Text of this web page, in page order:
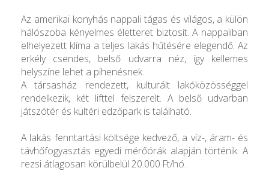
Az amerikai konyhás nappali tágas és világos, a külön
hálószoba kényelmes életteret biztosít. A nappaliban
elhelyezett klíma a teljes lakás hűtésére elegendő. Az
erkély csendes, belső udvarra néz, így kellemes
helyszíne lehet a pihenésnek.
A társasház rendezett, kulturált lakóközösséggel
rendelkezik, két lifttel felszerelt. A belső udvarban
játszótér és kültéri edzőpark is található.
A lakás fenntartási költsége kedvező, a víz-, áram- és
távhőfogyasztás egyedi mérőórák alapján történik. A
rezsi átlagosan körülbelül 20.000 Ft/hó.